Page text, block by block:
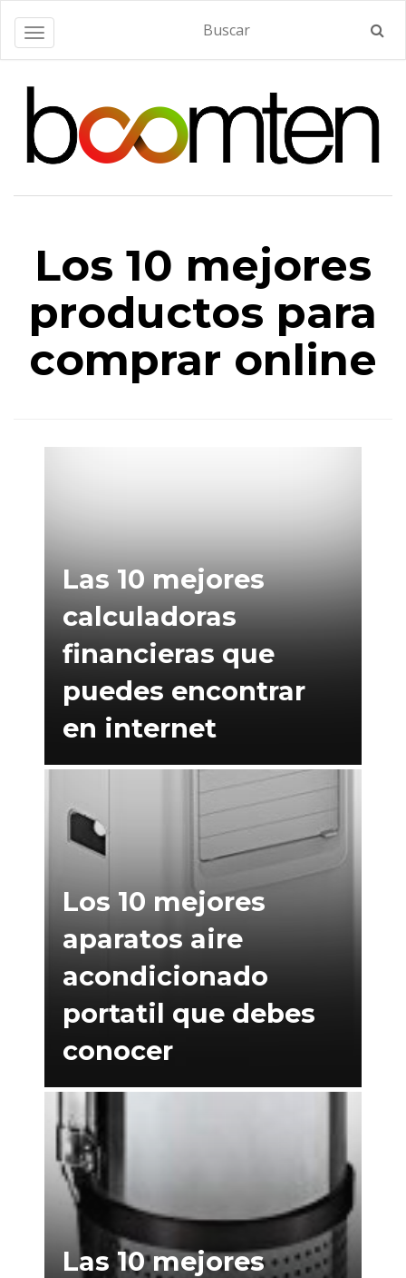
Alternar navegación
Los 10 mejores
productos para
comprar online
Las 10 mejores
calculadoras
financieras que
puedes encontrar
en internet
Los 10 mejores
aparatos aire
acondicionado
portatil que debes
conocer
Las 10 mejores